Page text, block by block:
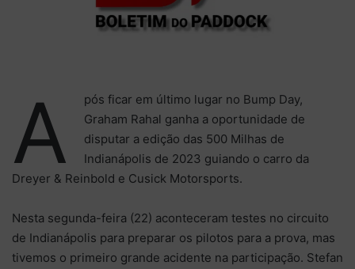
A
pós ficar em último lugar no Bump Day,
Graham Rahal ganha a oportunidade de
disputar a edição das 500 Milhas de
Indianápolis de 2023 guiando o carro da
Dreyer & Reinbold e Cusick Motorsports.
Nesta segunda-feira (22) aconteceram testes no circuito
de Indianápolis para preparar os pilotos para a prova, mas
tivemos o primeiro grande acidente na participação. Stefan